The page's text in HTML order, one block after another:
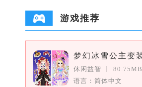
游戏推荐
休闲益智
80.75MB
语言：简体中文